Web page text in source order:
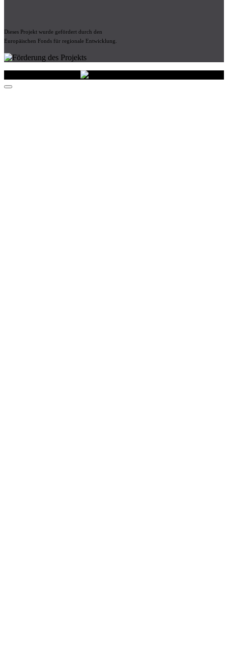
Dieses Projekt wurde gefördert durch den
Europäischen Fonds für regionale Entwicklung.